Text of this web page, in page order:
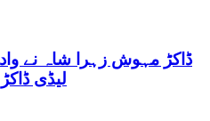
ڈاکڑ مہوش زہرا شاہ نے
لیڈی